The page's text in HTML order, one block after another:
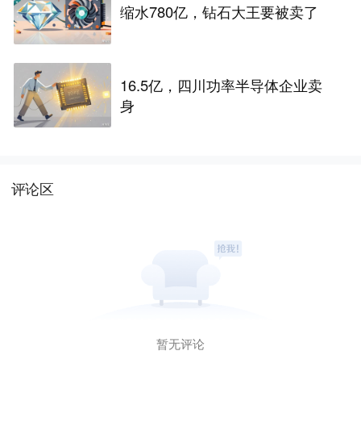
缩水780亿，钻石大王要被卖了
16.5亿，四川功率半导体企业卖
身
评论区
暂无评论